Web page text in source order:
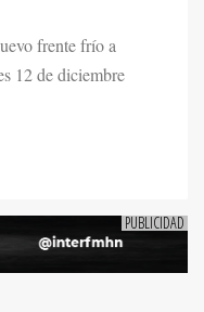
frente frío a
12 de diciembre